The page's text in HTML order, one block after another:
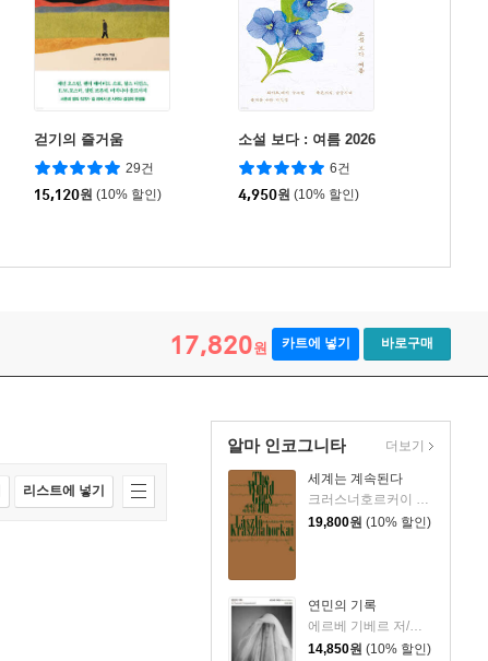
걷기의 즐거움
29건
15,120원 (10% 할인)
소설 보다 : 여름 2026
6건
4,950원 (10% 할인)
17,820원 카트에 넣기 바로구매
알마 인코그니타
세계는 계속된다
크러스너호르커이 라슬로 저/박현주 역
19,800원 (10% 할인)
연민의 기록
에르베 기베르 저/신유진 역
14,850원 (10% 할인)
더보기
리스트에 넣기